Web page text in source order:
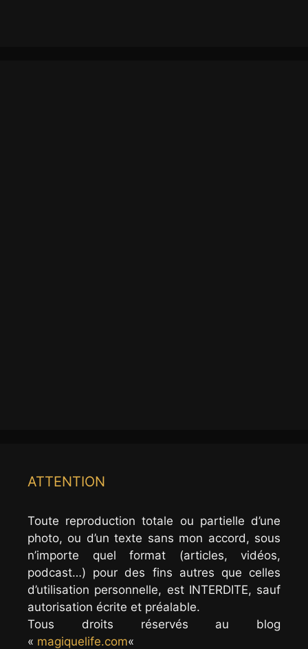
ATTENTION
Toute reproduction totale ou partielle d’une
photo, ou d’un texte sans mon accord, sous
n’importe quel format (articles, vidéos,
podcast…) pour des fins autres que celles
d’utilisation personnelle, est INTERDITE, sauf
autorisation écrite et préalable.
Tous droits réservés au blog
« magiquelife.com«